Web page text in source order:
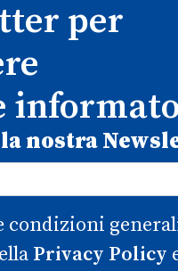
per
nostra
condizioni
Privacy Policy